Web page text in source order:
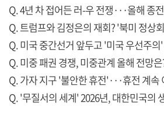
Q. 4년 차 접어든 러-우 전쟁···올해 종
Q. 트럼프와 김정은의 재회? '북미 정상
Q. 미국 중간선거 앞두고 '미국 우선주의
Q. 미중 패권 경쟁, 미중관계 올해 전망
Q. 가자 지구 '불안한 휴전'···휴전 계속
Q. '무질서의 세계' 2026년, 대한민국의